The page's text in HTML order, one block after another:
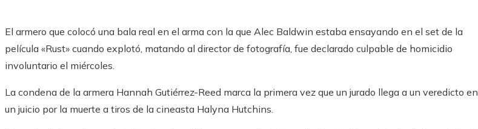
El armero que colocó una bala real en el arma con la que Alec Baldwin estaba ensayando en el set de la
película «Rust» cuando explotó, matando al director de fotografía, fue declarado culpable de homicidio
involuntario el miércoles.
La condena de la armera Hannah Gutiérrez-Reed marca la primera vez que un jurado llega a un veredicto en
un juicio por la muerte a tiros de la cineasta Halyna Hutchins.